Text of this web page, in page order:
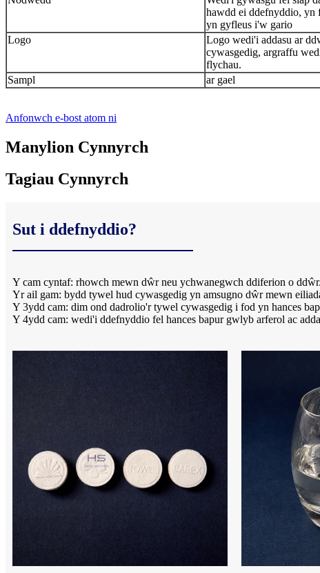
hawdd ei ddefnyddio, yn
yn gyfleus i'w gario
Logo
Logo wedi'i addasu ar
cywasgedig, argraffu
flychau.
Sampl
ar gael
Anfonwch e-bost atom ni
Manylion Cynnyrch
Tagiau Cynnyrch
Sut i ddefnyddio?
Y cam cyntaf: rhowch mewn dŵr neu ychwanegwch ddiferion o ddŵr.
Yr ail gam: bydd tywel hud cywasgedig yn amsugno dŵr mewn
Y 3ydd cam: dim ond dadrolio'r tywel cywasgedig i fod yn hances
Y 4ydd cam: wedi'i ddefnyddio fel hances bapur gwlyb arferol ac